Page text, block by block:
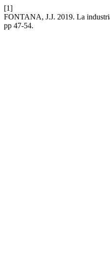
[1]
FONTANA, J.J. 2019. La
pp 47-54.